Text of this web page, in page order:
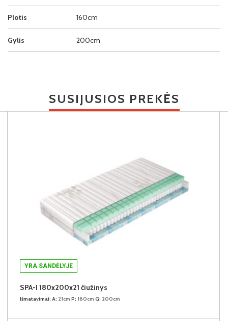
Plotis 160cm
Gylis 200cm
SUSIJUSIOS PREKĖS
YRA SANDĖLYJE
SPA-I 180x200x21 čiužinys
Išmatavimai: A: 21cm P: 180cm G: 200cm